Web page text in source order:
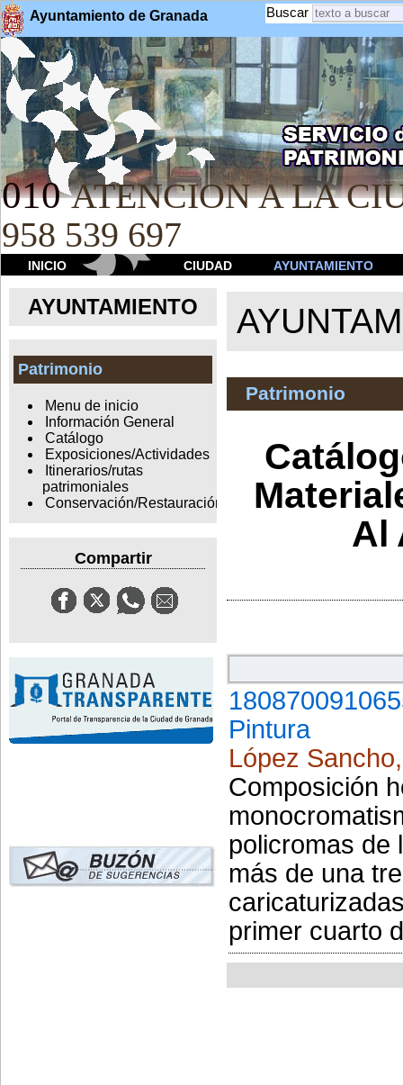
Ayuntamiento de Granada Buscar
010 ATENCION A LA
958 539 697
INICIO CIUDAD AYUNTAMIENTO
AYUNTAMIENTO
Patrimonio
Menu de inicio
Información General
Catálogo
Exposiciones/Actividades
Itinerarios/rutas
patrimoniales
Conservación/Restauración
Compartir
Patrimonio
Al
Pintura
López
Composición
policromas de
más de una
primer cuarto